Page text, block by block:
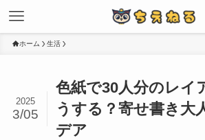
ホーム 生活
色紙で30人分のレイ
うする？寄せ書き大
デア
2025
3/05